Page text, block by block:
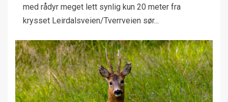
med rådyr meget lett synlig kun 20 meter fra
krysset Leirdalsveien/Tverrveien sør...